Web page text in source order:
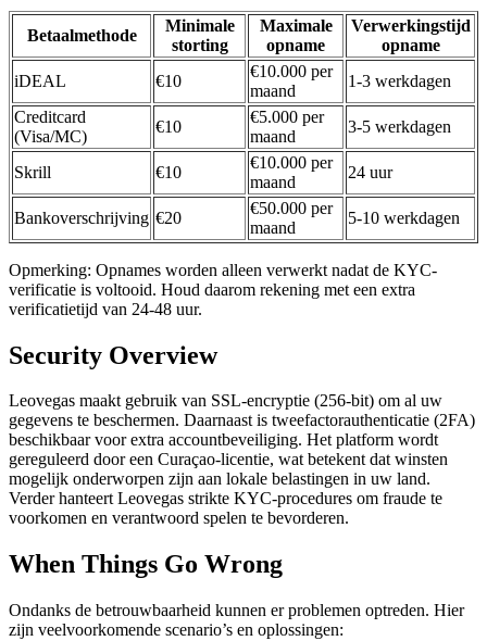
Betaalmethode
Minimale
storting
Maximale
opname
Verwerkingstijd
opname
iDEAL
€10
€10.000 per
maand
1-3 werkdagen
Creditcard
(Visa/MC)
€10
€5.000 per
maand
3-5 werkdagen
Skrill €10
€10.000 per
maand
24 uur
Bankoverschrijving €20
€50.000 per
maand
5-10 werkdagen
Opmerking: Opnames worden alleen verwerkt nadat de KYC-
verificatie is voltooid. Houd daarom rekening met een extra
verificatietijd van 24-48 uur.
Security Overview
Leovegas maakt gebruik van SSL-encryptie (256-bit) om al uw
gegevens te beschermen. Daarnaast is tweefactorauthenticatie (2FA)
beschikbaar voor extra accountbeveiliging. Het platform wordt
gereguleerd door een Curaçao-licentie, wat betekent dat winsten
mogelijk onderworpen zijn aan lokale belastingen in uw land.
Verder hanteert Leovegas strikte KYC-procedures om fraude te
voorkomen en verantwoord spelen te bevorderen.
When Things Go Wrong
Ondanks de betrouwbaarheid kunnen er problemen optreden. Hier
zijn veelvoorkomende scenario’s en oplossingen: